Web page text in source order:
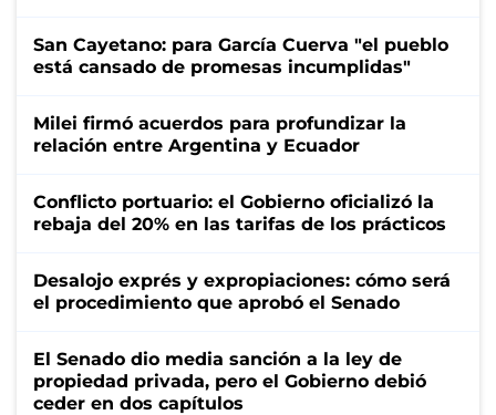
San Cayetano: para García Cuerva "el pueblo
está cansado de promesas incumplidas"
Milei firmó acuerdos para profundizar la
relación entre Argentina y Ecuador
Conflicto portuario: el Gobierno oficializó la
rebaja del 20% en las tarifas de los prácticos
Desalojo exprés y expropiaciones: cómo será
el procedimiento que aprobó el Senado
El Senado dio media sanción a la ley de
propiedad privada, pero el Gobierno debió
ceder en dos capítulos